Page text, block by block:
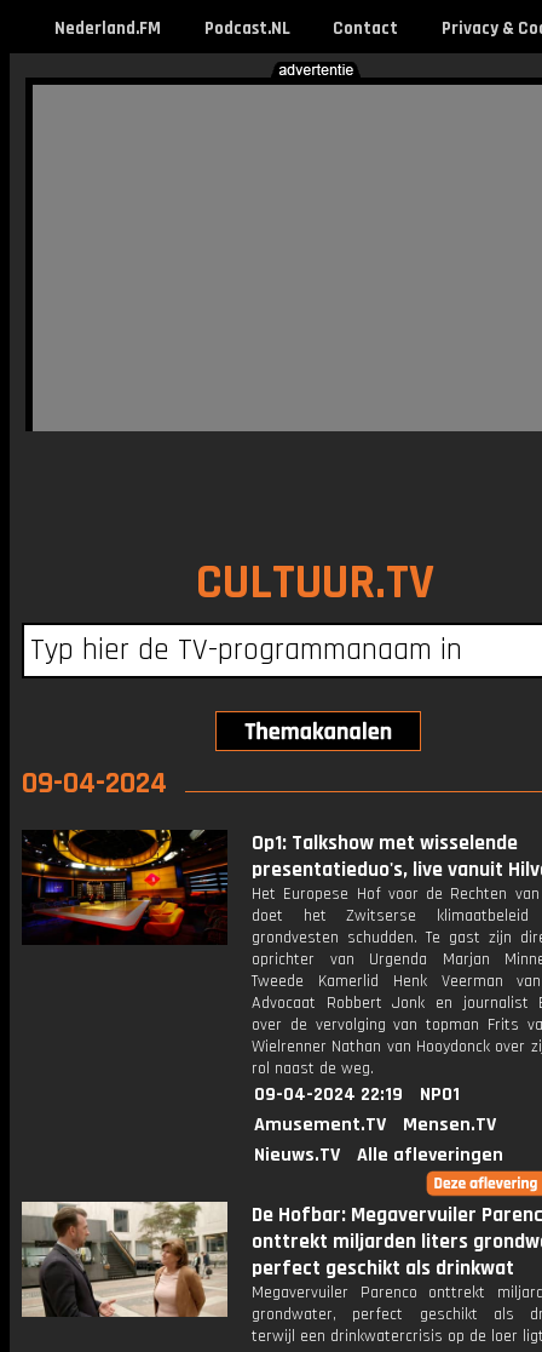
Nederland.FM Podcast.NL Contact Privacy &
CULTUUR.TV
09-04-2024
Op1: Talkshow met wisselende
presentatieduo's, live vanuit
Het Europese Hof voor de Rechten
doet het Zwitserse
grondvesten schudden. Te gast zijn
oprichter van Urgenda Marjan
Tweede Kamerlid Henk Veerman
Advocaat Robbert Jonk en journalist
over de vervolging van topman Frits
Wielrenner Nathan van Hooydonck over
rol naast de weg.
09-04-2024 22:19
NPO1
Amusement.TV
Mensen.TV
Nieuws.TV
Alle afleveringen
De Hofbar: Megavervuiler
onttrekt miljarden liters
perfect geschikt als drinkwat
Megavervuiler Parenco onttrekt
grondwater, perfect geschikt als
terwijl een drinkwatercrisis op de loer